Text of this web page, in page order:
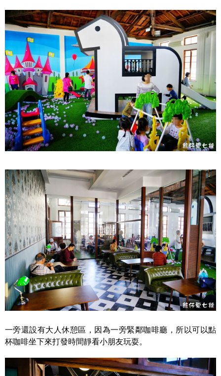
一旁還設有大人休憩區，因為一旁緊鄰咖啡廳，所以可以點
杯咖啡坐下來打發時間靜看小朋友玩耍。